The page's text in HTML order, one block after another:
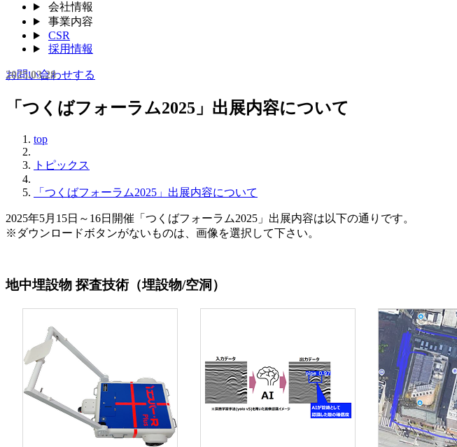
会社情報
事業内容
CSR
採用情報
お問い合わせする
「つくばフォーラム2025」出展内容について
2025.03.28
top
トピックス
「つくばフォーラム2025」出展内容について
2025年5月15日～16日開催「つくばフォーラム2025」出展内容は以下の通りです。
※ダウンロードボタンがないものは、画像を選択して下さい。
地中埋設物 探査技術（埋設物/空洞）